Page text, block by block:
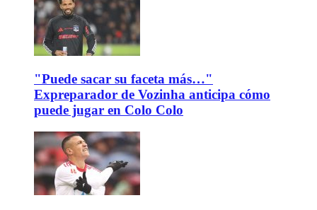
"Puede sacar su faceta más…"
Expreparador de Vozinha anticipa cómo
puede jugar en Colo Colo